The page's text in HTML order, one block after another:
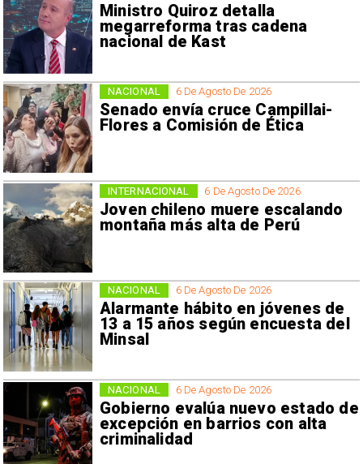
Ministro Quiroz detalla
megarreforma tras cadena
nacional de Kast
6 De Agosto De 2026
Senado envía cruce Campillai-
Flores a Comisión de Ética
NACIONAL
6 De Agosto De 2026
Joven chileno muere escalando
montaña más alta de Perú
INTERNACIONAL
6 De Agosto De 2026
Alarmante hábito en jóvenes de
13 a 15 años según encuesta del
Minsal
NACIONAL
6 De Agosto De 2026
Gobierno evalúa nuevo estado de
excepción en barrios con alta
criminalidad
NACIONAL